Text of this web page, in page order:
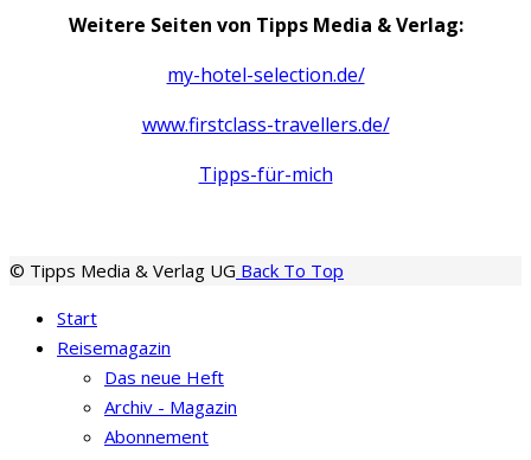
Weitere Seiten von Tipps Media & Verlag:
my-hotel-selection.de/
www.firstclass-travellers.de/
Tipps-für-mich
© Tipps Media & Verlag UG Back To Top
Start
Reisemagazin
Das neue Heft
Archiv - Magazin
Abonnement